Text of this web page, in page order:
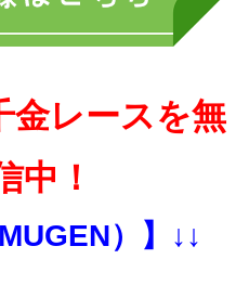
金レースを無
中！
）】↓↓